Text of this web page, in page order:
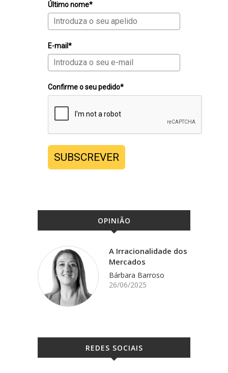
Último nome*
E-mail*
Confirme o seu pedido*
SUBSCREVER
OPINIÃO
A Irracionalidade dos
Mercados
Bárbara Barroso
26/06/2025
REDES SOCIAIS